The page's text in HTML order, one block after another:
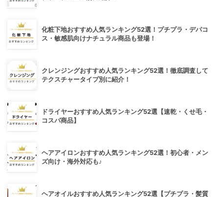
化粧下地おすすめ人気ランキング52選！プチプラ・デパコ
ス・敏感肌向けナチュラル商品も登場！
クレンジングおすすめ人気ランキング52選！徹底調査して
テクスチャータイプ別に紹介！
ドライヤーおすすめ人気ランキング52選【速乾・くせ毛・
コスパ商品】
ヘアアイロンおすすめ人気ランキング52選！初心者・メン
ズ向け・海外対応も♪
ヘアオイルおすすめ人気ランキング52選【プチプラ・髪質